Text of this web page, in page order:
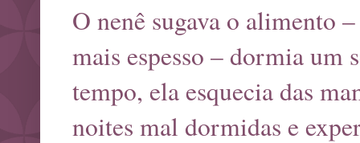
O nenê sugava o alimento
mais espesso – dormia um
tempo, ela esquecia das
noites mal dormidas e